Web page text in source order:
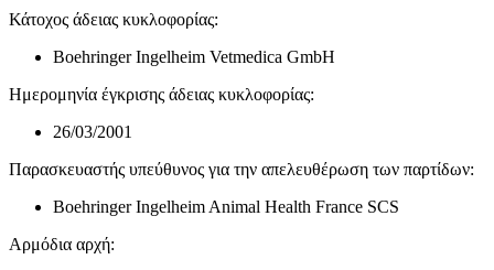
Κάτοχος άδειας κυκλοφορίας:
Boehringer Ingelheim Vetmedica GmbH
Ημερομηνία έγκρισης άδειας κυκλοφορίας:
26/03/2001
Παρασκευαστής υπεύθυνος για την απελευθέρωση των παρτίδων:
Boehringer Ingelheim Animal Health France SCS
Αρμόδια αρχή: